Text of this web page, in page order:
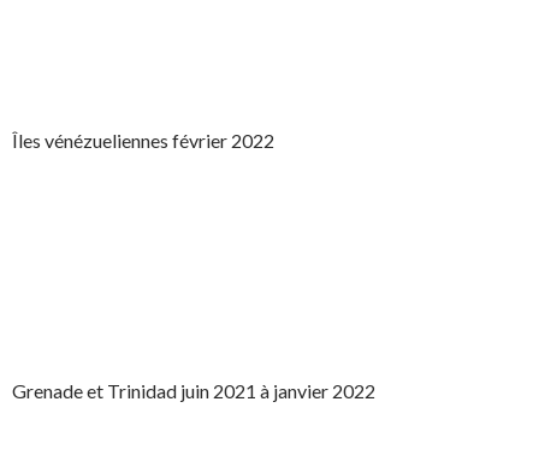
Îles vénézueliennes février 2022
Grenade et Trinidad juin 2021 à janvier 2022